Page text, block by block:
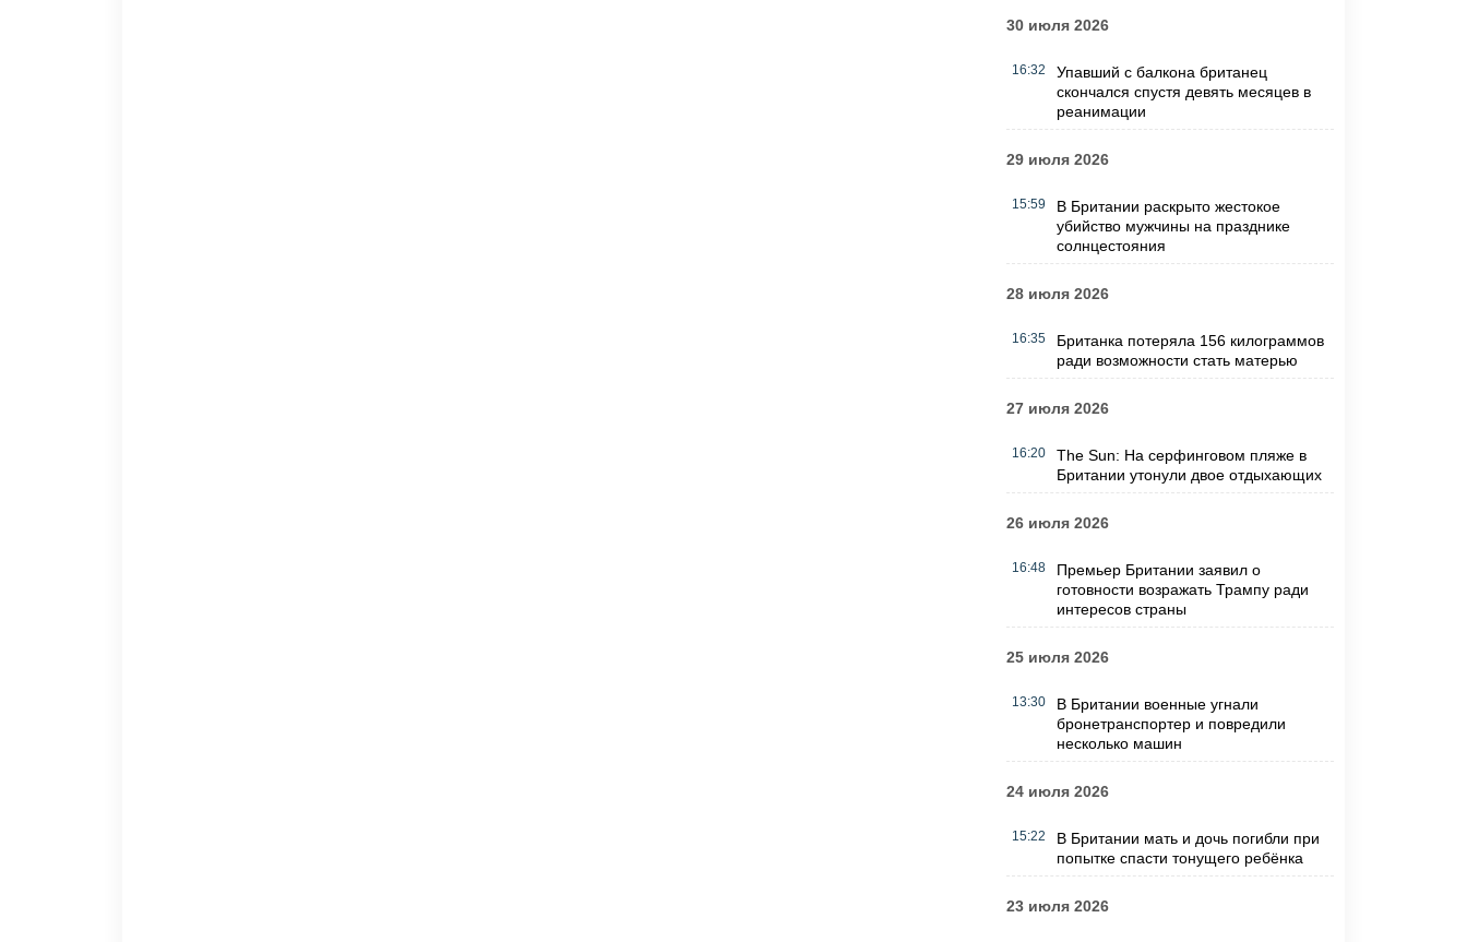
30 июля 2026
16:32
Упавший с балкона британец
скончался спустя девять месяцев в
реанимации
29 июля 2026
15:59
В Британии раскрыто жестокое
убийство мужчины на празднике
солнцестояния
28 июля 2026
16:35
Британка потеряла 156 килограммов
ради возможности стать матерью
27 июля 2026
16:20
The Sun: На серфинговом пляже в
Британии утонули двое отдыхающих
26 июля 2026
16:48
Премьер Британии заявил о
готовности возражать Трампу ради
интересов страны
25 июля 2026
13:30
В Британии военные угнали
бронетранспортер и повредили
несколько машин
24 июля 2026
15:22
В Британии мать и дочь погибли при
попытке спасти тонущего ребёнка
23 июля 2026